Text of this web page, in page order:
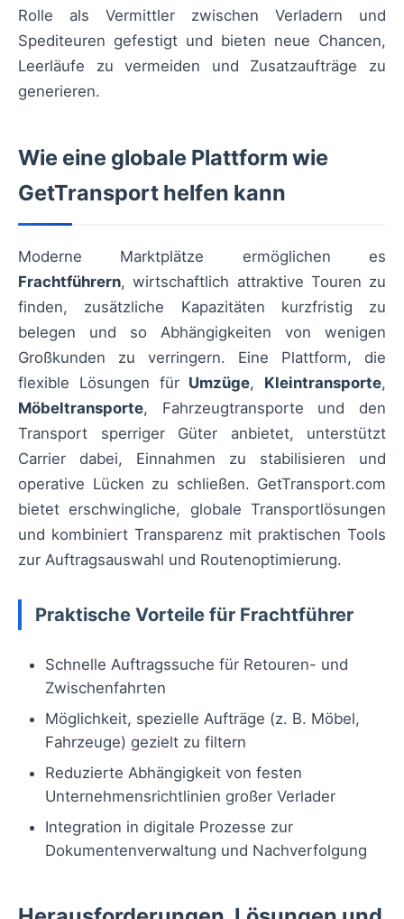
Rolle als Vermittler zwischen Verladern und
Spediteuren gefestigt und bieten neue Chancen,
Leerläufe zu vermeiden und Zusatzaufträge zu
generieren.
Wie eine globale Plattform wie
GetTransport helfen kann
Moderne Marktplätze ermöglichen es
Frachtführern, wirtschaftlich attraktive Touren zu
finden, zusätzliche Kapazitäten kurzfristig zu
belegen und so Abhängigkeiten von wenigen
Großkunden zu verringern. Eine Plattform, die
flexible Lösungen für Umzüge, Kleintransporte,
Möbeltransporte, Fahrzeugtransporte und den
Transport sperriger Güter anbietet, unterstützt
Carrier dabei, Einnahmen zu stabilisieren und
operative Lücken zu schließen. GetTransport.com
bietet erschwingliche, globale Transportlösungen
und kombiniert Transparenz mit praktischen Tools
zur Auftragsauswahl und Routenoptimierung.
Praktische Vorteile für Frachtführer
Schnelle Auftragssuche für Retouren- und
Zwischenfahrten
Möglichkeit, spezielle Aufträge (z. B. Möbel,
Fahrzeuge) gezielt zu filtern
Reduzierte Abhängigkeit von festen
Unternehmensrichtlinien großer Verlader
Integration in digitale Prozesse zur
Dokumentenverwaltung und Nachverfolgung